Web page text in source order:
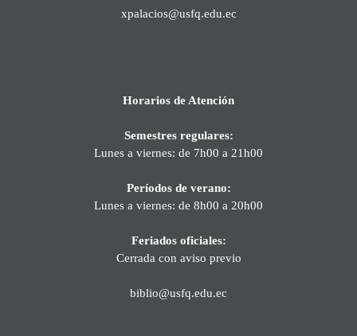
xpalacios@usfq.edu.ec
Horarios de Atención
Semestres regulares:
Lunes a viernes: de 7h00 a 21h00
Períodos de verano:
Lunes a viernes: de 8h00 a 20h00
Feriados oficiales:
Cerrada con aviso previo
biblio@usfq.edu.ec